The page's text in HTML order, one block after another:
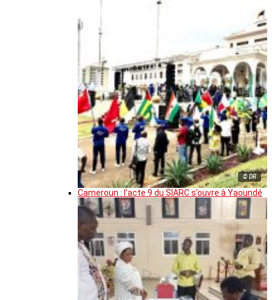
© DR
Cameroun : l’acte 9 du SIARC s’ouvre à Yaoundé